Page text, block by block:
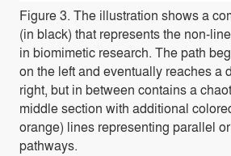
Figure 3. The illustration shows a
(in black) that represents the non-
in biomimetic research. The path
on the left and eventually reaches a
right, but in between contains a
middle section with additional
orange) lines representing parallel
pathways.